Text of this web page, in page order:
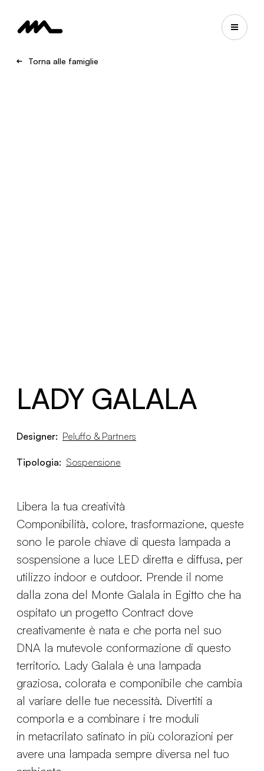
Torna alle famiglie
LADY GALALA
Designer: Peluffo & Partners
Tipologia: Sospensione
Libera la tua creatività
Componibilità, colore, trasformazione, queste
sono le parole chiave di questa lampada a
sospensione a luce LED diretta e diffusa, per
utilizzo indoor e outdoor. Prende il nome
dalla zona del Monte Galala in Egitto che ha
ospitato un progetto Contract dove
creativamente è nata e che porta nel suo
DNA la mutevole conformazione di questo
territorio. Lady Galala è una lampada
graziosa, colorata e componibile che cambia
al variare delle tue necessità. Divertiti a
comporla e a combinare i tre moduli
in metacrilato satinato in più colorazioni per
avere una lampada sempre diversa nel tuo